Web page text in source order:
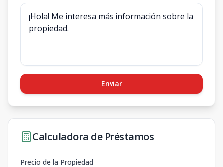
Enviar
Calculadora de Préstamos
Precio de la Propiedad